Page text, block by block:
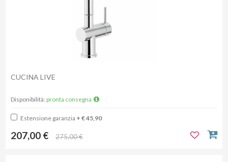
CUCINA LIVE
Disponibilità: pronta consegna
Estensione garanzia + € 45,90
207,00 € 275,00 €